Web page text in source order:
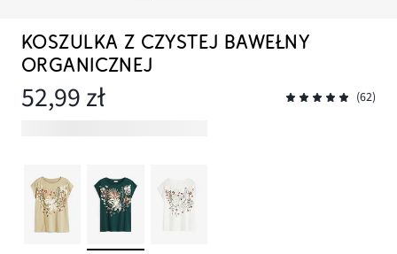
KOSZULKA Z CZYSTEJ BAWEŁNY
ORGANICZNEJ
52,99 zł (62)